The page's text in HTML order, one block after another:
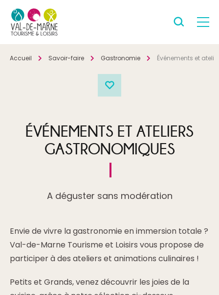
Accueil Savoir-faire Gastronomie Événements et
ÉVÉNEMENTS ET ATELIERS
GASTRONOMIQUES
A déguster sans modération
Envie de vivre la gastronomie en immersion totale ?
Val-de-Marne Tourisme et Loisirs vous propose de
participer à des ateliers et animations culinaires !
Petits et Grands, venez découvrir les joies de la